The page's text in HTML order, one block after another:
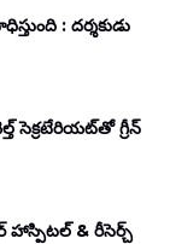
: దర్శకుడు
సెక్రటేరియట్‌తో గ్రీన్
హాస్పిటల్ & రీసెర్చ్